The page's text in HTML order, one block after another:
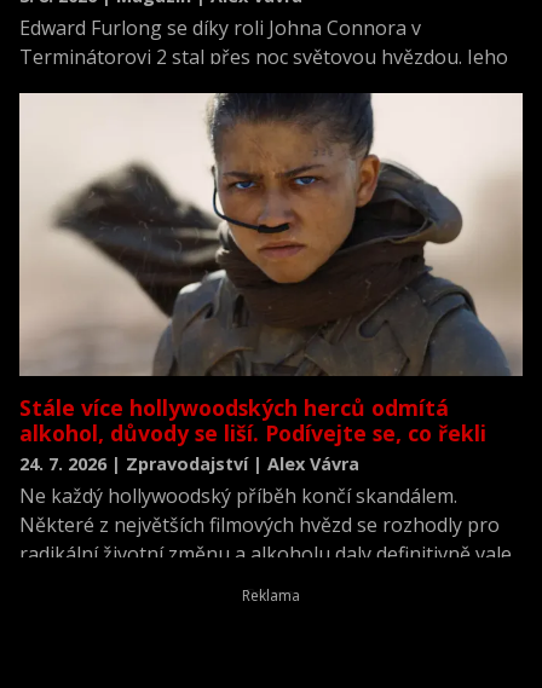
Edward Furlong se díky roli Johna Connora v
Terminátorovi 2 stal přes noc světovou hvězdou. Jeho
dlouhá cesta zpět, zatímco slavný film letos slaví 35 let.
Stále více hollywoodských herců odmítá
alkohol, důvody se liší. Podívejte se, co řekli
24. 7. 2026 | Zpravodajství | Alex Vávra
Ne každý hollywoodský příběh končí skandálem.
Některé z největších filmových hvězd se rozhodly pro
radikální životní změnu a alkoholu daly definitivně vale.
Dnes tvrdí, že šlo o jedno z nejlepších rozhodnutí, jaké